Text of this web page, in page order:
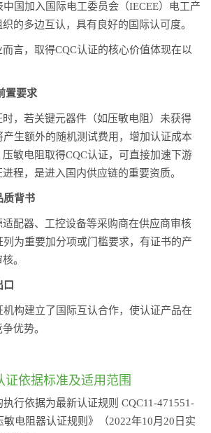
中国加入国际电工委员会（IECEE）电工产
的多边互认，具有良好的国际认可度。
言，取得CQC认证的核心价值体现在以
置要求
时，若关键元器件（如压敏电阻）未获得
产生额外的随机测试费用，增加认证成本
敏电阻取得CQC认证，可直接加速下游
程，是进入国内供应链的重要资质。
质背书
适配器、工控设备等采购商在供应商审核
列为重要加分项或门槛要求，有证书的产
。
机构建立了国际互认合作，使认证产品在
优势。
证依据标准及适用范围
行依据为最新认证规则 CQC11-471551-
敏电阻器认证规则》（2022年10月20日实